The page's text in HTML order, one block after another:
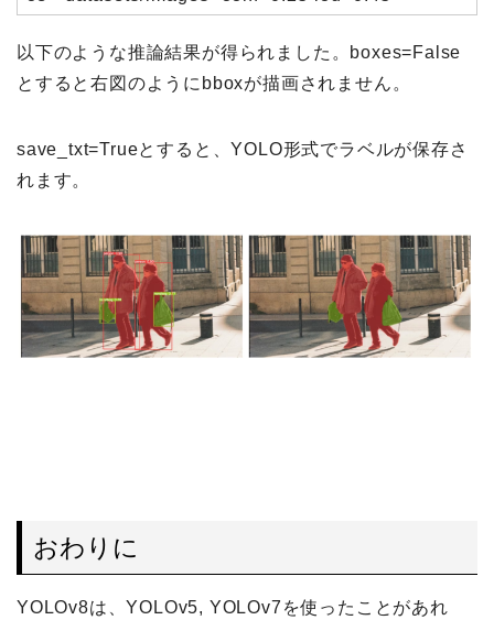
以下のような推論結果が得られました。boxes=False
とすると右図のようにbboxが描画されません。
save_txt=Trueとすると、YOLO形式でラベルが保存さ
れます。
おわりに
YOLOv8は、YOLOv5, YOLOv7を使ったことがあれ